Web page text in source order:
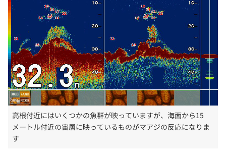
高根付近にはいくつかの魚群が映っていますが、海面から15
メートル付近の宙層に映っているものがマアジの反応になりま
す